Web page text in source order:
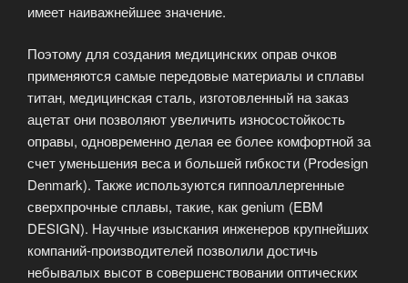
имеет наиважнейшее значение.
Поэтому для создания медицинских оправ очков
применяются самые передовые материалы и сплавы
титан, медицинская сталь, изготовленный на заказ
ацетат они позволяют увеличить износостойкость
оправы, одновременно делая ее более комфортной за
счет уменьшения веса и большей гибкости (Prodesign
Denmark). Также используются гиппоаллергенные
сверхпрочные сплавы, такие, как genium (EBM
DESIGN). Научные изыскания инженеров крупнейших
компаний-производителей позволили достичь
небывалых высот в совершенствовании оптических